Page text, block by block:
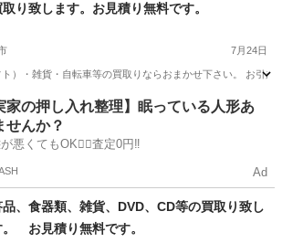
り致します。お見積り無料です。
7月24日
）・雑貨・自転車等の買取りならおまかせ下さい。 お引
イクルショップ 群馬 太田市
無料
家の押し入れ整理】眠っている人形あ
せんか？
悪くてもOK🙆‍♀️査定0円‼️
Ad
品、食器類、雑貨、DVD、CD等の買取り致し
。 お見積り無料です。